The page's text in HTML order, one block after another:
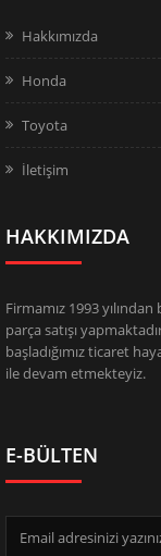
Hakkımızda
Honda
Toyota
İletişim
HAKKIMIZDA
Firmamız 1993
parça satışı
başladığımız ticaret
ile devam etmekteyiz.
E-BÜLTEN